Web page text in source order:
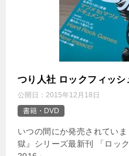
つり人社 ロックフィッ
公開日： 2015年12月18日
書籍・DVD
いつの間にか発売されてい
獄』シリーズ最新刊 「ロッ